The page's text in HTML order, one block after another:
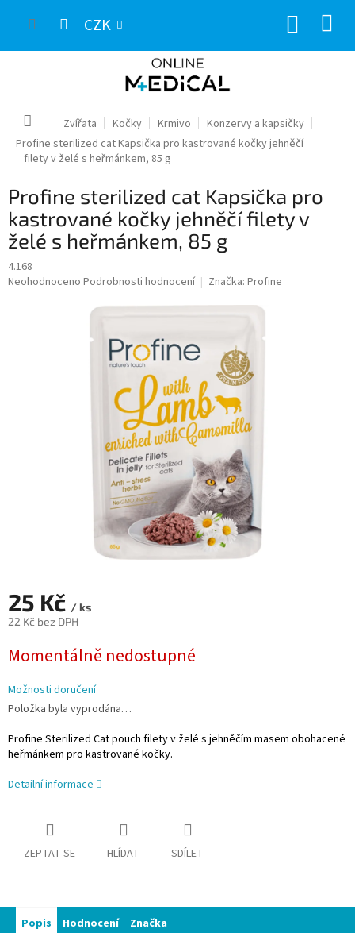
CZK
Domů Zvířata Kočky Krmivo
Konzervy a kapsičky
Profine sterilized cat Kapsička pro kastrované kočky jehněčí
filety v želé s heřmánkem, 85 g
Profine sterilized cat Kapsička pro
kastrované kočky jehněčí filety v
želé s heřmánkem, 85 g
4.168
Průměrné
Neohodnoceno Podrobnosti hodnocení Značka: Profine
25 Kč / ks
22 Kč bez DPH
cena:
Momentálně nedostupné
Možnosti doručení
Položka byla vyprodána…
Profine Sterilized Cat pouch filety v želé s jehněčím masem obohacené
heřmánkem pro kastrované kočky.
Detailní informace
ZEPTAT SE HLÍDAT SDÍLET
Popis Hodnocení Značka